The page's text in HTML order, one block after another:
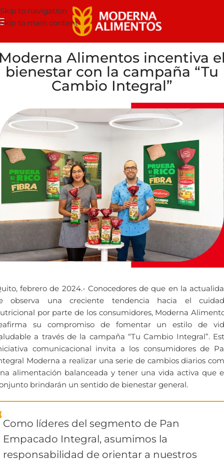
Skip to navigation
Skip to main content
Alimentos incentiva
bienestar con la campaña “Tu
Cambio Integral”
febrero de 2024.- Conocedores de que en la
observa una creciente tendencia hacia el
por parte de los consumidores, Moderna
su compromiso de fomentar un estilo de
a través de la campaña “Tu Cambio Integral”.
comunicacional invita a los consumidores de
Moderna a realizar una serie de cambios diarios
alimentación balanceada y tener una vida activa que
brindarán un sentido de bienestar general.
Como líderes del segmento de Pan
Empacado Integral, asumimos la
responsabilidad de orientar a nuestros